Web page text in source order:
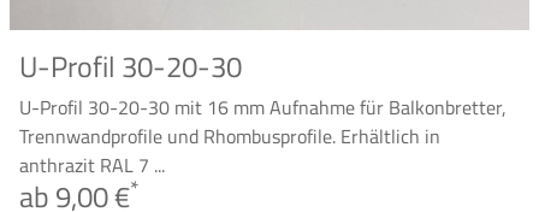
U-Profil 30-20-30
U-Profil 30-20-30 mit 16 mm Aufnahme für Balkonbretter,
Trennwandprofile und Rhombusprofile. Erhältlich in
anthrazit RAL 7 ...
ab 9,00 €*